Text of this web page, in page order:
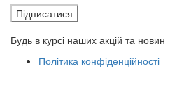
Підписатися
Будь в курсі наших акцій та новин
Політика конфіденційності